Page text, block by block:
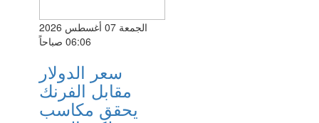
الجمعة 07 أغسطس 2026
06:06 صباحاً
سعر الدولار
مقابل الفرنك
يحقق مكاسب